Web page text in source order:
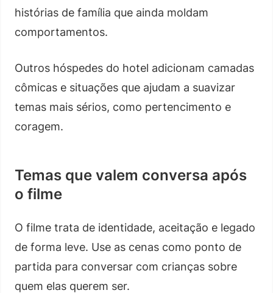
histórias de família que ainda moldam
comportamentos.
Outros hóspedes do hotel adicionam camadas
cômicas e situações que ajudam a suavizar
temas mais sérios, como pertencimento e
coragem.
Temas que valem conversa após
o filme
O filme trata de identidade, aceitação e legado
de forma leve. Use as cenas como ponto de
partida para conversar com crianças sobre
quem elas querem ser.